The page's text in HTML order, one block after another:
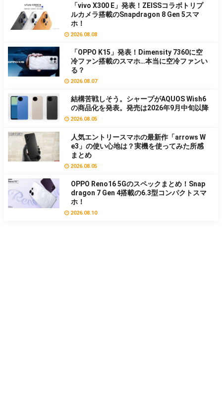
「vivo X300 E」発表！ZEISSコラボトリプ
ルカメラ搭載のSnapdragon 8 Gen 5スマ
ホ！
2026.08.08
「OPPO K15」発表！Dimensity 7360に空
冷ファン搭載のスマホ…本当に空冷ファンい
る？
2026.08.07
結構苦戦しそう。シャープがAQUOS Wish6
の商品化を発表。発売は2026年9月中旬以降
2026.08.05
人気エントリースマホの最新作「arrows W
e3」の使い心地は？実機を使ってみた所感
まとめ
2026.08.05
OPPO Reno16 5Gのスペックまとめ！Snap
dragon 7 Gen 4搭載の6.3型コンパクトスマ
ホ！
2026.08.10